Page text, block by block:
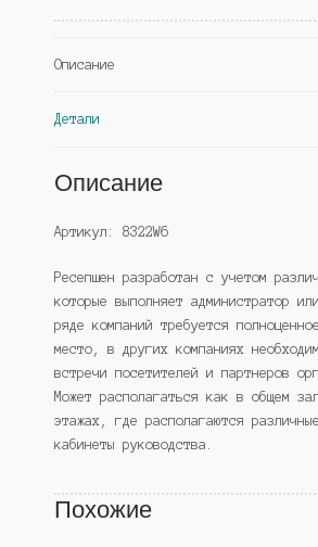
(Westcom)
Описание
Детали
Описание
Артикул: 8322W6
Ресепшен разработан с учетом
которые выполняет администратор
ряде компаний требуется
место, в других компаниях
встречи посетителей и партнеров
Может располагаться как в общем
этажах, где располагаются
кабинеты руководства.
Похожие